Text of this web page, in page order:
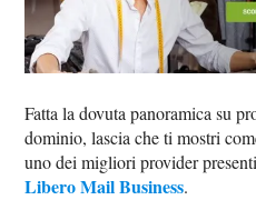
Fatta la dovuta panoramica su
dominio, lascia che ti mostri
uno dei migliori provider
Libero Mail Business.